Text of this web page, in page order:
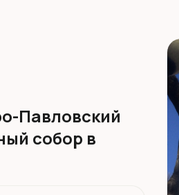
Павловский
собор в